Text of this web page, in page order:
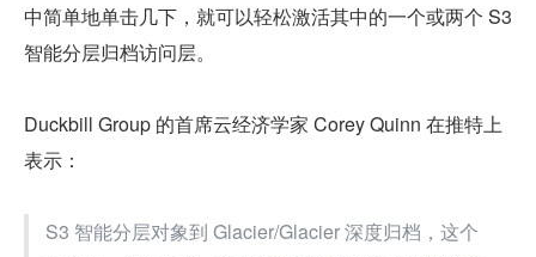
中简单地单击几下，就可以轻松激活其中的一个或两个 S3
智能分层归档访问层。
Duckbill Group 的首席云经济学家 Corey Quinn 在推特上
表示：
S3 智能分层对象到 Glacier/Glacier 深度归档，这个